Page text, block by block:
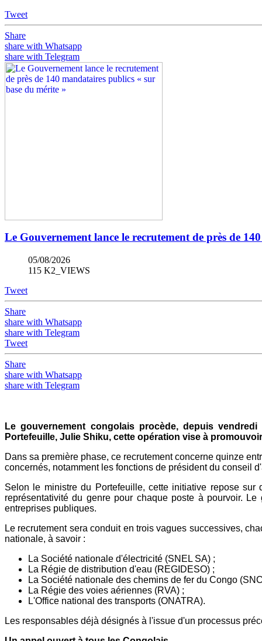
Tweet
Share
share with Whatsapp
share with Telegram
Le Gouvernement lance le recrutement de près de
05/08/2026
115 K2_VIEWS
Tweet
Share
share with Whatsapp
share with Telegram
Tweet
Share
share with Whatsapp
share with Telegram
Le gouvernement congolais procède, depuis
Portefeuille, Julie Shiku, cette opération vise à
Dans sa première phase, ce recrutement concerne quinze
concernés, notamment les fonctions de président du conseil
Selon le ministre du Portefeuille, cette initiative repose
représentativité du genre pour chaque poste à pourvoir.
entreprises publiques.
Le recrutement sera conduit en trois vagues successives,
nationale, à savoir :
La Société nationale d'électricité (SNEL SA) ;
La Régie de distribution d'eau (REGIDESO) ;
La Société nationale des chemins de fer du Congo
La Régie des voies aériennes (RVA) ;
L'Office national des transports (ONATRA).
Les responsables déjà désignés à l'issue d'un processus